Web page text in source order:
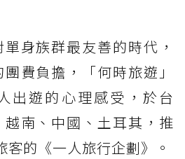
身族群最友善的時代，
費負擔，「何時旅遊」
出遊的心理感受，於台
南、中國、土耳其，推
客的《一人旅行企劃》。